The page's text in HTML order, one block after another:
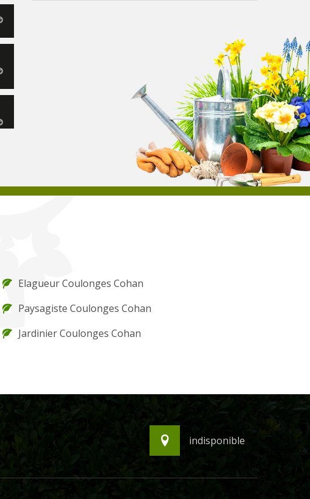
Elagueur Coulonges Cohan
Paysagiste Coulonges Cohan
Jardinier Coulonges Cohan
indisponible